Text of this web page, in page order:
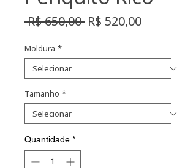
R$ 650,00 Preço
R$ 520,00Preço
Moldura *
Tamanho *
Quantidade *